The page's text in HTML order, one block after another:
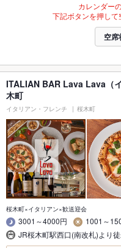
カレンダー
下記ボタンを押して
空席
ITALIAN BAR Lava Lava（
木町
イタリアン・フレンチ 桜木町
桜木町×イタリアン×歓送迎会
3001～4000円
1001～
JR桜木町駅西口(南改札)より